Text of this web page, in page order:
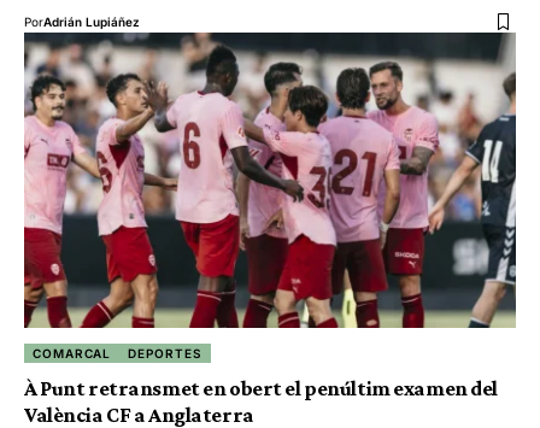
PorAdrián Lupiáñez
COMARCAL DEPORTES
À Punt retransmet en obert el penúltim examen del
València CF a Anglaterra